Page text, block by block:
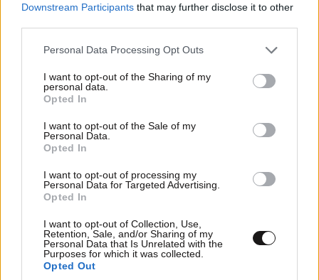
Downstream Participants that may further disclose it to other
Please note that this website/app uses one or more Google
not limited to your visit or usage behaviour. You may click to
grant or deny consent to Google and its third-party tags to
use your data for below specified purposes in below Google
consent section.
Personal Data Processing Opt Outs
I want to opt-out of the Sharing of my
personal data.
Opted In
I want to opt-out of the Sale of my
Personal Data.
Opted In
I want to opt-out of processing my
Personal Data for Targeted Advertising.
Opted In
I want to opt-out of Collection, Use,
Retention, Sale, and/or Sharing of my
Personal Data that Is Unrelated with the
Purposes for which it was collected.
Opted Out
ΠΡΟΣΘΗΚΗ
TRENDING